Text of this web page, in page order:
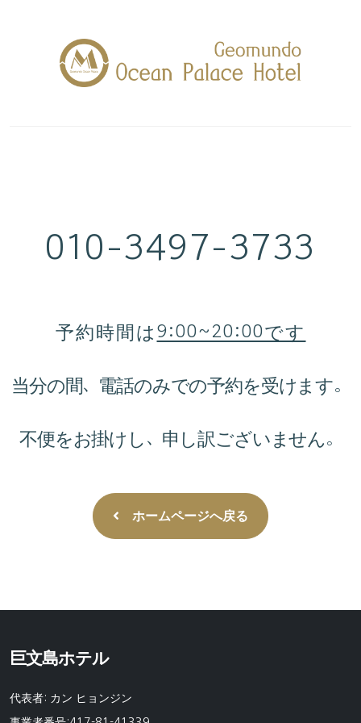
010-3497-3733
予約時間は9:00~20:00です
当分の間、電話のみでの予約を受けます。
不便をお掛けし、申し訳ございません。
ホームページへ戻る
巨文島ホテル
代表者: カン ヒョンジン